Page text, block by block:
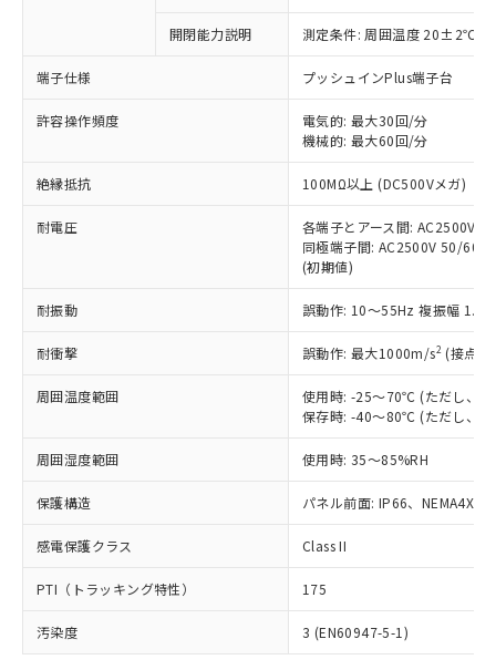
開閉能力説明 測定条件: 周囲温度 20±2℃、
端子仕様 プッシュインPlus端子台
許容操作頻度
電気的: 最大30回/分
機械的: 最大60回/分
絶縁抵抗 100MΩ以上 (DC500Vメガ)
耐電圧
各端子とアース間: AC2500V
同極端子間: AC2500V 50/
(初期値)
耐振動 誤動作: 10～55Hz 複振幅
耐衝撃 誤動作: 最大1000m/s2 (接点
周囲温度範囲
使用時: -25～70℃ (ただし、氷
保存時: -40～80℃ (ただし、氷
周囲湿度範囲 使用時: 35～85%RH
保護構造 パネル前面: IP66、NEMA4X,
感電保護クラス Class II
PTI（トラッキング特性） 175
汚染度 3 (EN60947-5-1)
以下の条件をお読みいただき、同意のうえ
本サービスは、当社制御機器事業取扱
商品の当社在庫状況および標準価格
(税抜)を提供させていただくもので
当社制御機器事業取扱商品の中には、
本サービスの対象外となる商品もある
ことをご了承ください。
在庫状況および標準価格照会結果は、
記載している更新日時点での社内デー
タに基づき作成されるものであり、閲
覧された時点での実際の在庫および標
準価格とは異なる場合があることをご
正式な納期状況および標準価格はお客
様のお取引先、またはお客様担当のオ
ムロン制御機器販売店・当社販売員に
オムロン制御機器販売店や当社販売拠
販売ネットワーク
」をご確認
ください。
在庫状況および標準価格結果を当社の
事前の承諾なく第三者に漏洩または開
示しないようお願いします。
マイパーツ機能（部品リスト作成サー
対応予定なし：EU RoHS指令（10物質）の
定はありません。
調査・確認中：EU RoHS指令（10物質）の
非含有の対応状況を調査中または確認中の
非該当品：ライセンス料など無形物で、有
害物質有無と関係のない商品です。
仕入先様の事情により、非含有部品として
いたものが、含有品と判明した場合などや
むを得ず変更することがあります。
鉛(Pb) 1000ppm以下、 水銀(Hg) 1000ppm以下、 カド
六価クロム(Cr(Ⅵ)) 1000ppm以下、ポリ臭化ビフェニル
類(PBB) 1000ppm以下、ポリ臭化ジフェニルエーテル類
(PBDE) 1000ppm以下、フタル酸ビス(2-エチルヘキシ
ル) (DEHP)(別名：DOP) 1000ppm以下、フタル酸ブチ
ルベンジル（BBP） 1000ppm以下、フタル酸ジブチル
（DBP） 1000ppm以下、フタル酸ジイソブチル
(DIBP) 1000ppm以下
但し、RoHS指令で産業用監視および制御機器に対する
フタル酸エステル類の４物質については閾値を超える意
図的な使用がないことを確認しています。
※2 対応予定月
部品在庫の切り替え状況などにより、予定
月が前後することがあります。
※1 中国RoHS○×表
「○」：最大均質材料含有率が中国RoHSの
基準値以下であることを示します。
「×」：最大均質材料含有率が中国RoHSの
基準値を超えていることを示します。
「－」：未確認です。当社販売部門へお問
Cr(Ⅵ)(六価クロム) : 1000ppm、 PBBs(ポリ臭化ビフェ
ニル類) : 1000ppm、 PBDEs(ポリ臭化ジフェニルエーテ
ル類) : 1000ppm、
DBP(フタル酸ジブチル) : 1000ppm、 DIBP(フタル酸ジ
イソブチル) : 1000ppm、 BBP(フタル酸ブチルベンジ
ル) : 1000ppm、
※2 環境保護使用期限
「ｅ」：有害物質（10物質）のすべてが基
準値以下であることを示します。
「10」：通常の使用状況下において有害物
質が外部に漏えいし、環境に深刻な影響を
当社は、これら貴社製品のうち、外国
為替および外国貿易法に定める商品
（以下｢規制貨物等」という）を輸出
または国外への提供する場合は、日本
国政府の輸出許可(または役務取引許
可)を取得するなどの必要な手続きを
当社は規制貨物を破棄する場合は、完
全に破砕するなど、違法に輸出されな
いよう必要な手段を講じます。
当社は貴社製品を、核兵器、ミサイ
ル、化学兵器、生物兵器またはその他
武器並びにこれらの製造装置等に一切
使用いたしません。
当社は、貴社製品を第三者に販売する
場合は、上記1、2および3の内容を当
該第三者に通知します。また当社は、
販売先および販売に係わる関係者が違
法に輸出するおそれがある場合は、取
○ 一定数以上の在庫あり
一定数には満たないが在庫あり
在庫なし(最新の在庫状況につ
いては、お客様のお取引先、ま
たはお客様担当のオムロン制御
機器販売店・当社販売員にご確
認ください)
受注生産機種、また在庫状況の